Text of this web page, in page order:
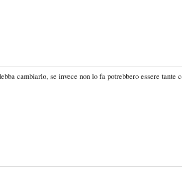
cambiarlo, se invece non lo fa potrebbero essere tante